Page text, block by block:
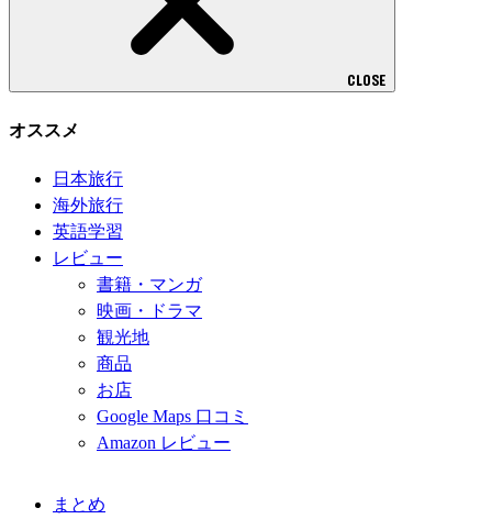
CLOSE
オススメ
日本旅行
海外旅行
英語学習
レビュー
書籍・マンガ
映画・ドラマ
観光地
商品
お店
Google Maps 口コミ
Amazon レビュー
まとめ